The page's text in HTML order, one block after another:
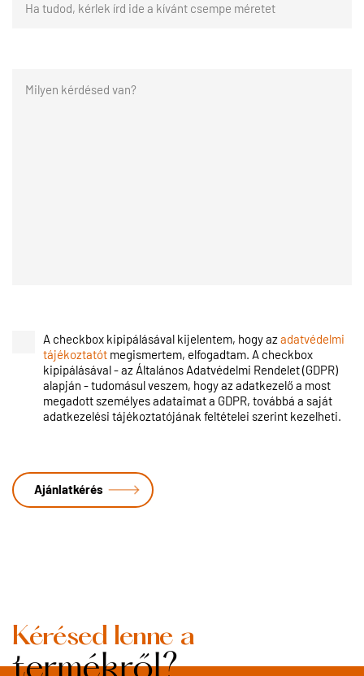
A checkbox kipipálásával kijelentem, hogy azadatvédelmi
tájékoztatót megismertem, elfogadtam. A checkbox
kipipálásával - az Általános Adatvédelmi Rendelet (GDPR)
alapján - tudomásul veszem, hogy az adatkezelő a most
megadott személyes adataimat a GDPR, továbbá a saját
adatkezelési tájékoztatójának feltételei szerint kezelheti.
Kérésed lenne a